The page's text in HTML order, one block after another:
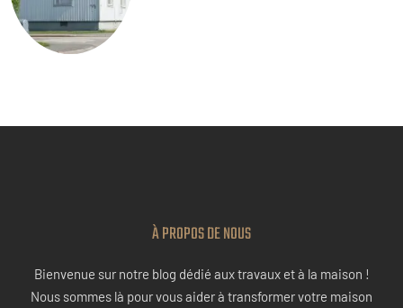
À PROPOS DE NOUS
Bienvenue sur notre blog dédié aux travaux et à la maison !
Nous sommes là pour vous aider à transformer votre maison